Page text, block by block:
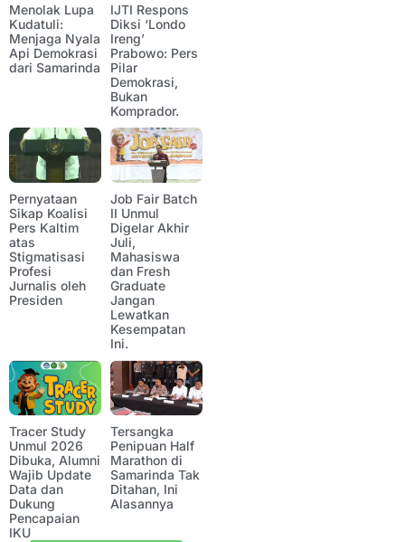
Menolak Lupa
Kudatuli:
Menjaga Nyala
Api Demokrasi
dari Samarinda
IJTI Respons
Diksi ‘Londo
Ireng’
Prabowo: Pers
Pilar
Demokrasi,
Bukan
Komprador.
Pernyataan
Sikap Koalisi
Pers Kaltim
atas
Stigmatisasi
Profesi
Jurnalis oleh
Presiden
Job Fair Batch
II Unmul
Digelar Akhir
Juli,
Mahasiswa
dan Fresh
Graduate
Jangan
Lewatkan
Kesempatan
Ini.
Tracer Study
Unmul 2026
Dibuka, Alumni
Wajib Update
Data dan
Dukung
Pencapaian
IKU
Tersangka
Penipuan Half
Marathon di
Samarinda Tak
Ditahan, Ini
Alasannya